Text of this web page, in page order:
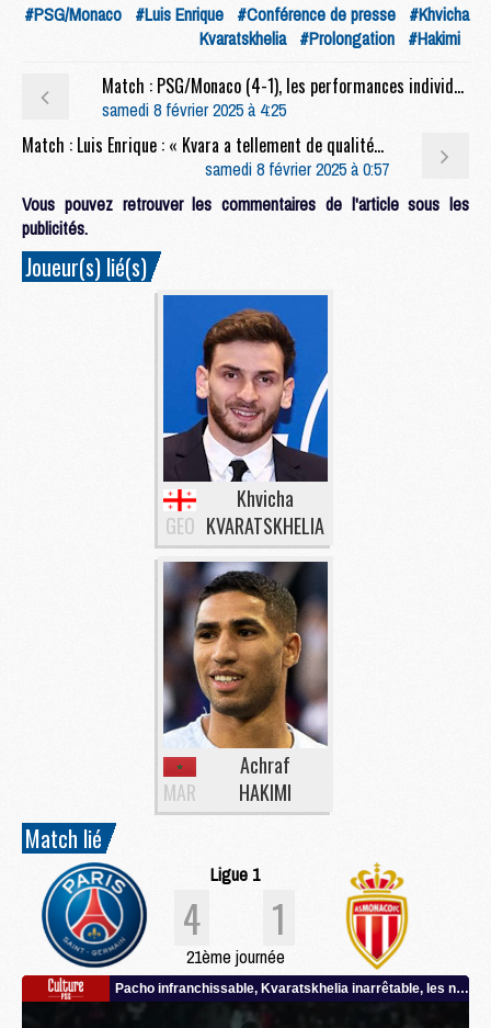
#PSG/Monaco #Luis Enrique #Conférence de presse #Khvicha
Kvaratskhelia #Prolongation #Hakimi
Match : PSG/Monaco (4-1), les performances individuelles
samedi 8 février 2025 à 4:25
Match : Luis Enrique : « Kvara a tellement de qualités »
samedi 8 février 2025 à 0:57
Vous pouvez retrouver les commentaires de l'article sous les
publicités.
Joueur(s) lié(s)
GEO
Khvicha
KVARATSKHELIA
MAR
Achraf
HAKIMI
Match lié
Ligue 1
4 1
21ème journée